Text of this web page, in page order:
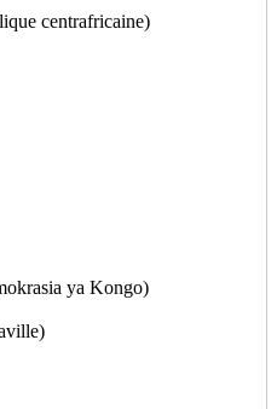
centrafricaine)
ya Kongo)